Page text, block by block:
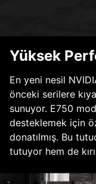
Yüksek
En yeni nesil
önceki serilere
sunuyor. E750
desteklemek için
donatılmış. Bu
tutuyor hem de